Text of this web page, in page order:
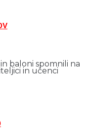
baloni spomnili na
in učenci